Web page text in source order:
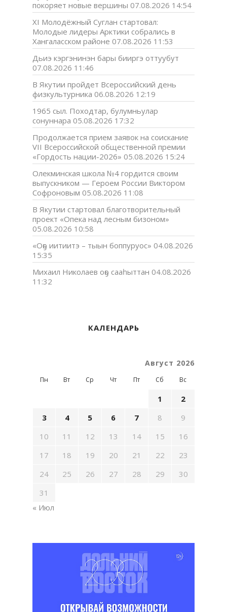
покоряет новые вершины 07.08.2026 14:54
XI Молодёжный Суглан стартовал:
Молодые лидеры Арктики собрались в
Хангаласском районе 07.08.2026 11:53
Дьиэ кэргэнинэн бары бииргэ оттуубут
07.08.2026 11:46
В Якутии пройдет Всероссийский день
физкультурника 06.08.2026 12:19
1965 сыл. Походтар, булумньулар
сонуннара 05.08.2026 17:32
Продолжается прием заявок на соискание
VII Всероссийской общественной премии
«Гордость нации-2026» 05.08.2026 15:24
Олекминская школа №4 гордится своим
выпускником — Героем России Виктором
Софроновым 05.08.2026 11:08
В Якутии стартовал благотворительный
проект «Опека над лесным бизоном»
05.08.2026 10:58
«Оҕо иитиитэ – тыын боппуруос» 04.08.2026
15:35
Михаил Николаев оҕо сааһыттан 04.08.2026
11:32
КАЛЕНДАРЬ
Август 2026
Пн Вт Ср Чт Пт Сб Вс
1
2
3
4 5 6 7 8
9
10
11 12 13 14 15
16
17
18 19 20 21 22
23
24
25 26 27 28 29
30
31
« Июл